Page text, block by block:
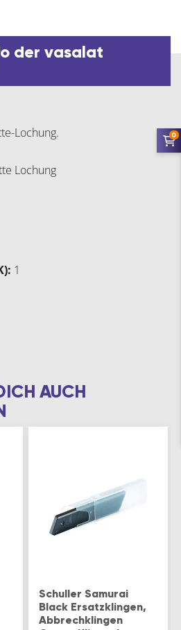
der vasalat
Lochung.
Lochung
1
AUCH
Schuller Samurai
Black Ersatzklingen,
Abbrechklingen
0